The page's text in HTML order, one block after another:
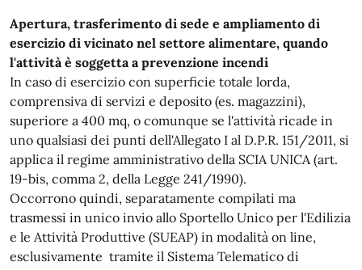
Apertura, trasferimento di sede e ampliamento di
esercizio di vicinato nel settore alimentare, quando
l'attività è soggetta a prevenzione incendi
In caso di esercizio con superficie totale lorda,
comprensiva di servizi e deposito (es. magazzini),
superiore a 400 mq, o comunque se l'attività ricade in
uno qualsiasi dei punti dell'Allegato I al D.P.R. 151/2011, si
applica il regime amministrativo della SCIA UNICA (art.
19-bis, comma 2, della Legge 241/1990).
Occorrono quindi, separatamente compilati ma
trasmessi in unico invio allo Sportello Unico per l'Edilizia
e le Attività Produttive (SUEAP) in modalità on line,
esclusivamente tramite il Sistema Telematico di